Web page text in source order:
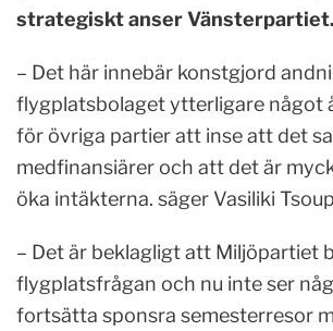
strategiskt anser Vänsterpartiet.
– Det här innebär konstgjord
flygplatsbolaget ytterligare något
för övriga partier att inse att det
medfinansiärer och att det är
öka intäkterna. säger Vasiliki
– Det är beklagligt att Miljöpartiet
flygplatsfrågan och nu inte ser
fortsätta sponsra semesterresor